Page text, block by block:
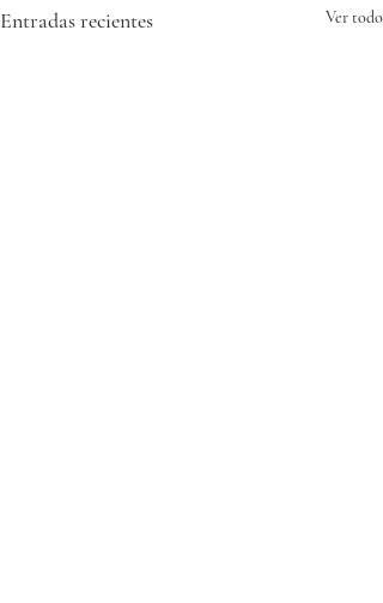
Entradas recientes Ver todo